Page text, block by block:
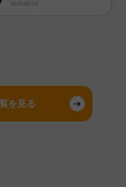
を見る